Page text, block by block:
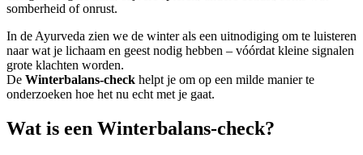
somberheid of onrust.
In de Ayurveda zien we de winter als een uitnodiging om te luisteren
naar wat je lichaam en geest nodig hebben – vóórdat kleine signalen
grote klachten worden.
De Winterbalans-check helpt je om op een milde manier te
onderzoeken hoe het nu echt met je gaat.
Wat is een Winterbalans-check?